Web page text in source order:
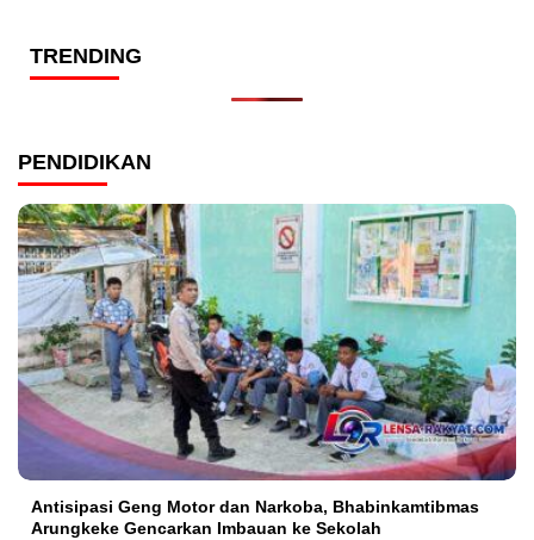
TRENDING
PENDIDIKAN
Antisipasi Geng Motor dan Narkoba, Bhabinkamtibmas
Arungkeke Gencarkan Imbauan ke Sekolah